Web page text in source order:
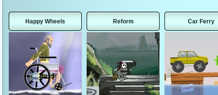
Happy Wheels Reform Car Ferry